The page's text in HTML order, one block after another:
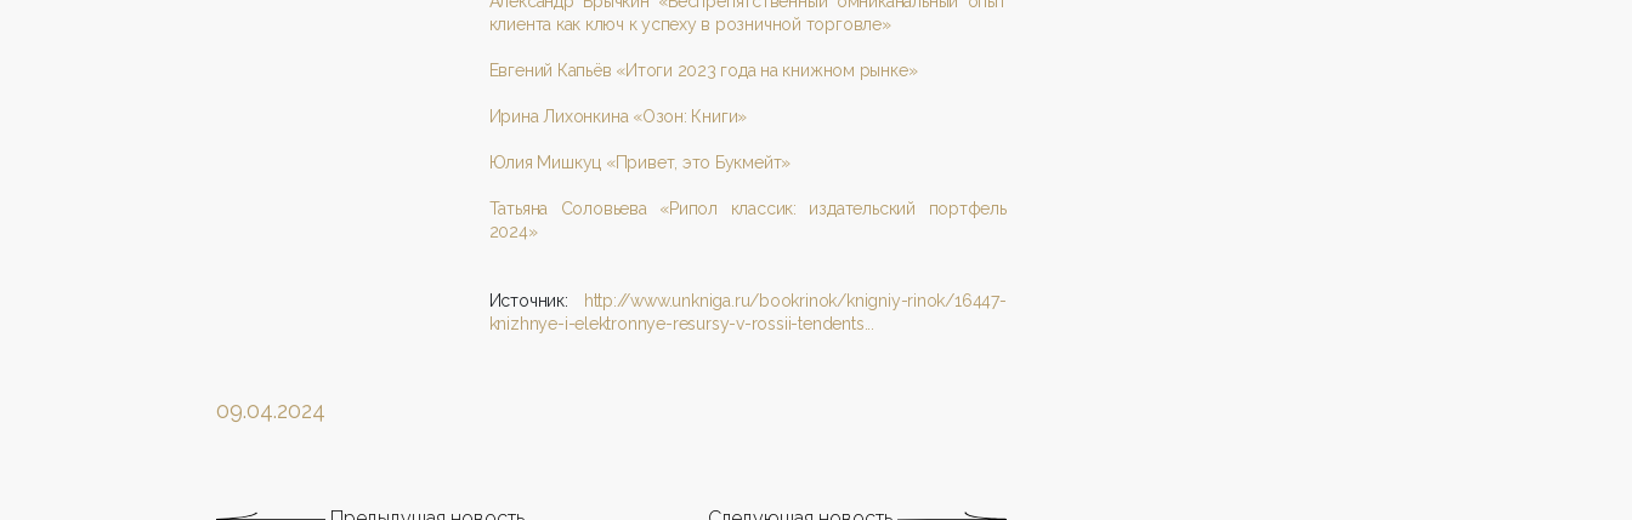
клиента как ключ к успеху в розничной торговле»
Евгений Капьёв «Итоги 2023 года на книжном рынке»
Ирина Лихонкина «Озон: Книги»
Юлия Мишкуц «Привет, это Букмейт»
Татьяна Соловьева «Рипол классик: издательский портфель
2024»
Источник: http://www.unkniga.ru/bookrinok/knigniy-rinok/16447-
knizhnye-i-elektronnye-resursy-v-rossii-tendents...
09.04.2024